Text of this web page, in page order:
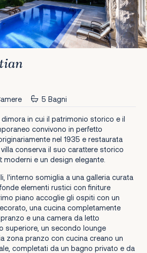
5 Bagni
dimora in cui il patrimonio storico e il
convivono in perfetto
nel 1935 e restaurata
conserva il suo carattere storico
e un design elegante.
l'interno somiglia a una galleria curata
elementi rustici con finiture
piano accoglie gli ospiti con un
una cucina completamente
e una camera da letto
superiore, un secondo lounge
zona pranzo con cucina creano un
completati da un bagno privato e da